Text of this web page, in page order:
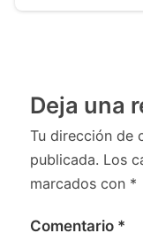
Deja una
Tu dirección de
publicada. Los
marcados con *
Comentario *